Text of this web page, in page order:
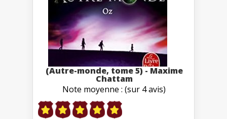
(Autre-monde, tome 5) - Maxime
Chattam
Note moyenne : (sur 4 avis)